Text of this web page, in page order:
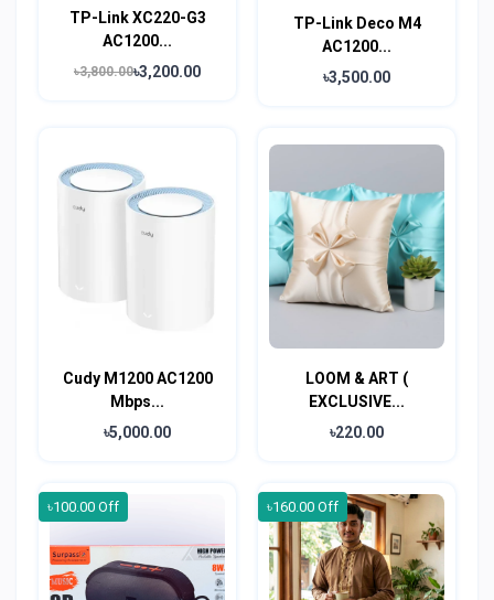
TP-Link XC220-G3
AC1200...
৳3,800.00৳3,200.00
TP-Link Deco M4
AC1200...
৳3,500.00
Cudy M1200 AC1200
Mbps...
৳5,000.00
LOOM & ART (
EXCLUSIVE...
৳220.00
৳100.00 Off ৳160.00 Off